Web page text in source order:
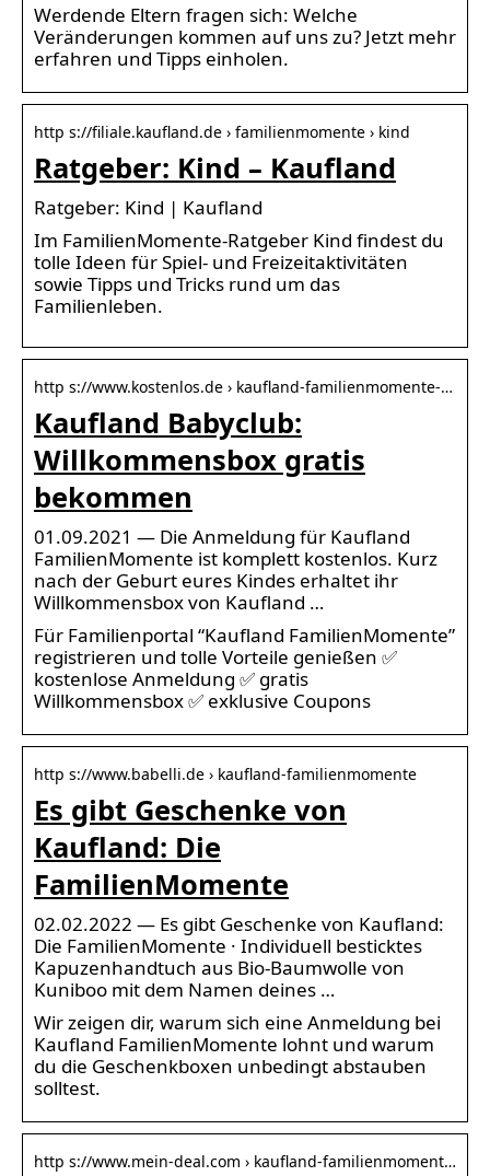
Werdende Eltern fragen sich: Welche
Veränderungen kommen auf uns zu? Jetzt mehr
erfahren und Tipps einholen.
http s://filiale.kaufland.de › familienmomente › kind
Ratgeber: Kind – Kaufland
Ratgeber: Kind | Kaufland
Im FamilienMomente-Ratgeber Kind findest du
tolle Ideen für Spiel- und Freizeitaktivitäten
sowie Tipps und Tricks rund um das
Familienleben.
http s://www.kostenlos.de › kaufland-familienmomente-…
Kaufland Babyclub:
Willkommensbox gratis
bekommen
01.09.2021 — Die Anmeldung für Kaufland
FamilienMomente ist komplett kostenlos. Kurz
nach der Geburt eures Kindes erhaltet ihr
Willkommensbox von Kaufland …
Für Familienportal “Kaufland FamilienMomente”
registrieren und tolle Vorteile genießen ✅
kostenlose Anmeldung ✅ gratis
Willkommensbox ✅ exklusive Coupons
http s://www.babelli.de › kaufland-familienmomente
Es gibt Geschenke von
Kaufland: Die
FamilienMomente
02.02.2022 — Es gibt Geschenke von Kaufland:
Die FamilienMomente · Individuell besticktes
Kapuzenhandtuch aus Bio-Baumwolle von
Kuniboo mit dem Namen deines …
Wir zeigen dir, warum sich eine Anmeldung bei
Kaufland FamilienMomente lohnt und warum
du die Geschenkboxen unbedingt abstauben
solltest.
http s://www.mein-deal.com › kaufland-familienmoment…